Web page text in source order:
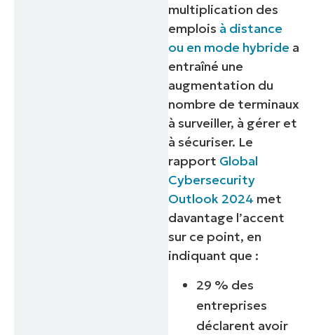
multiplication des
emplois à distance
ou en mode hybride a
entraîné une
augmentation du
nombre de terminaux
à surveiller, à gérer et
à sécuriser. Le
rapport Global
Cybersecurity
Outlook 2024 met
davantage l’accent
sur ce point, en
indiquant que :
29 % des
entreprises
déclarent avoir